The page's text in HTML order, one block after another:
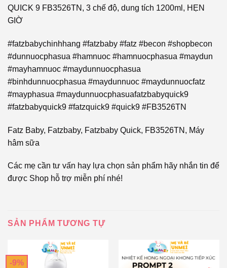
QUICK 9 FB3526TN, 3 chế độ, dung tích 1200ml, HẸN
GIỜ
#fatzbabychinhhang #fatzbaby #fatz #becon #shopbecon
#dunnuocphasua #hamnuoc #hamnuocphasua #maydun
#mayhamnuoc #maydunnuocphasua
#binhdunnuocphasua #maydunnuoc #maydunnuocfatz
#mayphasua #maydunnuocphasuafatzbabyquick9
#fatzbabyquick9 #fatzquick9 #quick9 #FB3526TN
Fatz Baby, Fatzbaby, Fatzbaby Quick, FB3526TN, Máy
hâm sữa
Các mẹ cần tư vấn hay lựa chọn sản phẩm hãy nhắn tin để
được Shop hỗ trợ miễn phí nhé!
SẢN PHẨM TƯƠNG TỰ
-9%